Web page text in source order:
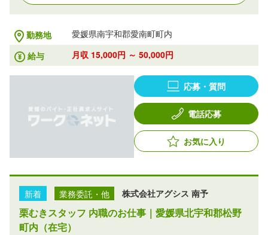
勤務地
愛媛県南宇和郡愛南町町内
給与
月収 15,000円 ～ 50,000円
応募・質問
電話応募
お気に入り
新着 業務委託・他 株式会社アグシス 南予
栗むきスタッフ 内職のお仕事｜愛媛県北宇和郡松野
町内（在宅）